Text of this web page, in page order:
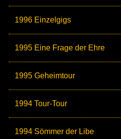
1996 Einzelgigs
1995 Eine Frage der Ehre
1995 Geheimtour
1994 Tour-Tour
1994 Sömmer der Libe